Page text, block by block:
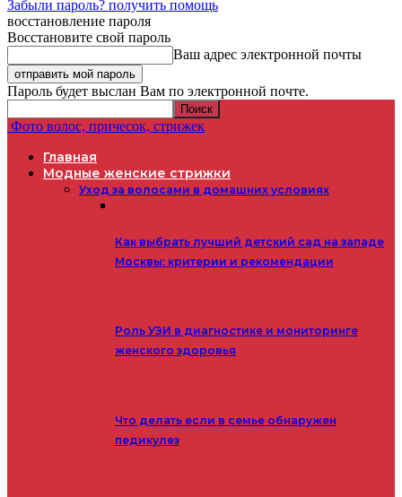
Забыли пароль? получить помощь
восстановление пароля
Восстановите свой пароль
Ваш адрес электронной почты
Пароль будет выслан Вам по электронной почте.
Фото волос, причесок, стрижек
Главная
Модные женские стрижки
Уход за волосами в домашних условиях
Как выбрать лучший детский сад на западе
Москвы: критерии и рекомендации
Роль УЗИ в диагностике и мониторинге
женского здоровья
Что делать если в семье обнаружен
педикулез